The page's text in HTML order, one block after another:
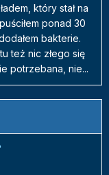
który stał na
ponad 30
bakterie.
też nic złego się
potrzebana, nie...